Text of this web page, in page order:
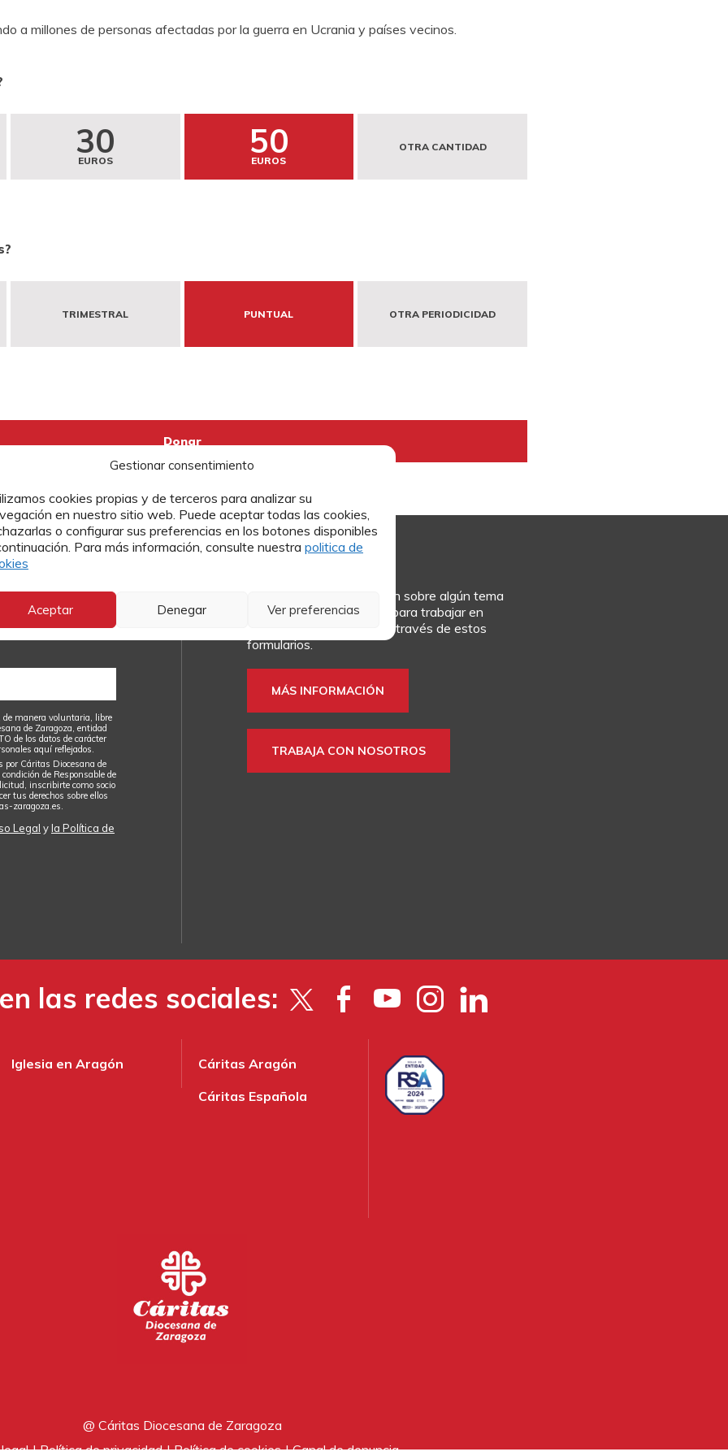
Gestionar consentimiento
cookies propias y de terceros para analizar su
en nuestro sitio web. Puede aceptar todas las cookies,
o configurar sus preferencias en los botones disponibles
Para más información, consulte nuestra politica de
Aceptar Denegar Ver preferencias
a millones de personas afectadas por la guerra en Ucrania y países vecinos.
30
EUROS 50
EUROS
OTRA CANTIDAD
TRIMESTRAL PUNTUAL OTRA PERIODICIDAD
nuestra
de Cáritas
de manera voluntaria, libre
de Zaragoza, entidad
de los datos de carácter
aquí reflejados.
por Cáritas Diocesana de
de Responsable de
inscribirte como socio
tus derechos sobre ellos
zaragoza.es
Legal yla Política de
Contacto
Si quieres más información sobre algún tema
o enviarnos tu currículum para trabajar en
Cáritas, puedes hacerlo a través de estos
formularios.
MÁS INFORMACIÓN
TRABAJA CON NOSOTROS
las redes sociales:
Iglesia en Aragón
Cáritas Aragón
Cáritas Española
@ Cáritas Diocesana de Zaragoza
Política de privacidad Política de cookies Canal de denuncia